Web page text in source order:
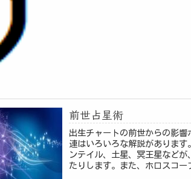
前世占星術
出生チャートの前世からの影響
連はいろいろな解説がありま
ンテイル、土星、冥王星など
たりします。また、ホロスコ